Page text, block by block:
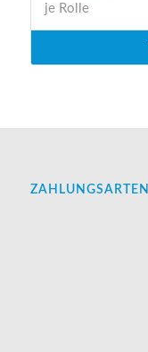
je Rolle
ZAHLUNGSARTEN